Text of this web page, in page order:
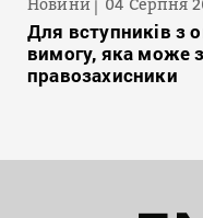
Для вступників з
вимогу, яка може
правозахисники